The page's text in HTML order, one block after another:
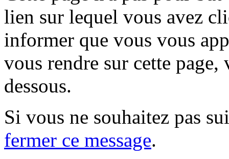
lien sur lequel vous avez
informer que vous vous
vous rendre sur cette
dessous.
Si vous ne souhaitez pas
fermer ce message.